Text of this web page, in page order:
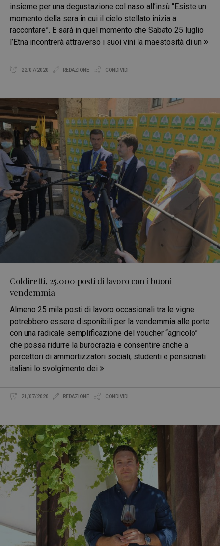
insieme per una degustazione col naso all’insù “Esiste un
momento della sera in cui il cielo stellato inizia a
raccontare”. E sarà in quel momento che Sabato 25 luglio
l’Etna incontrerà attraverso i suoi vini la maestosità di un
22/07/2020 REDAZIONE CONDIVIDI
Coldiretti, 25.000 posti di lavoro con i buoni
vendemmia
Almeno 25 mila posti di lavoro occasionali tra le vigne
potrebbero essere disponibili per la vendemmia alle porte
con una radicale semplificazione del voucher “agricolo”
che possa ridurre la burocrazia e consentire anche a
percettori di ammortizzatori sociali, studenti e pensionati
italiani lo svolgimento dei
21/07/2020 REDAZIONE CONDIVIDI